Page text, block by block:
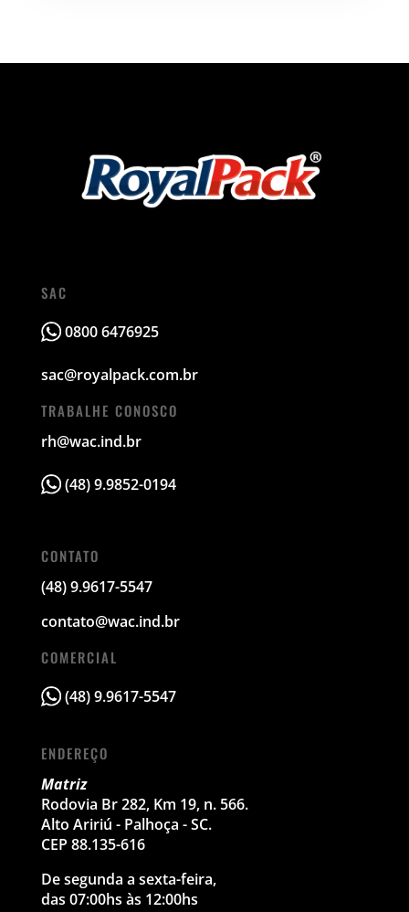
SAC
0800 6476925
sac@royalpack.com.br
TRABALHE CONOSCO
rh@wac.ind.br
(48) 9.9852-0194
CONTATO
(48) 9.9617-5547
contato@wac.ind.br
COMERCIAL
(48) 9.9617-5547
ENDEREÇO
Matriz
Rodovia Br 282, Km 19, n. 566.
Alto Aririú - Palhoça - SC.
CEP 88.135-616
De segunda a sexta-feira,
das 07:00hs às 12:00hs